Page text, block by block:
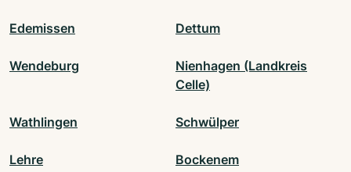
Edemissen Dettum
Wendeburg
Nienhagen (Landkreis
Celle)
Wathlingen Schwülper
Lehre Bockenem